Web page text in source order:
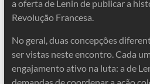
a oferta de Lenin de publicar a
Revolução Francesa.
No geral, duas concepções
ser vistas neste encontro. Cada
engajamento ativo na luta: a de
demandas de coordenar a ação